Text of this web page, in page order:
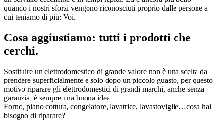
quando i nostri sforzi vengono riconosciuti proprio dalle persone a
cui teniamo di più: Voi.
Cosa aggiustiamo: tutti i prodotti che
cerchi.
Sostituire un elettrodomestico di grande valore non è una scelta da
prendere superficialmente e solo dopo un piccolo guasto, per questo
motivo riparare gli elettrodomestici di grandi marchi, anche senza
garanzia, è sempre una buona idea.
Forno, piano cottura, congelatore, lavatrice, lavastoviglie…cosa hai
bisogno di riparare?